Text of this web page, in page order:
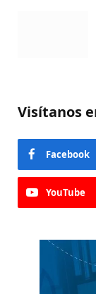
Visítanos
Facebook
YouTube